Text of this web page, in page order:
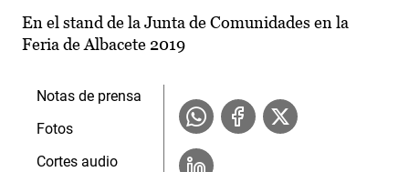
En el stand de la Junta de Comunidades en la
Feria de Albacete 2019
Notas de prensa
Fotos
Cortes audio